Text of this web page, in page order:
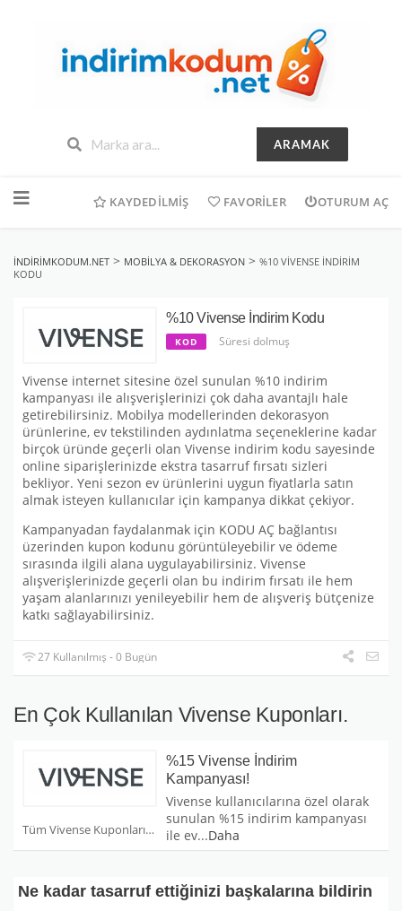
ARAMAK
geç
KAYDEDILMIŞ FAVORILER OTURUM AÇ
INDIRIMKODUM.NET > MOBILYA & DEKORASYON > %10 VIVENSE İNDIRIM
KODU
%10 Vivense İndirim Kodu
KOD Süresi dolmuş
Vivense internet sitesine özel sunulan %10 indirim
kampanyası ile alışverişlerinizi çok daha avantajlı hale
getirebilirsiniz. Mobilya modellerinden dekorasyon
ürünlerine, ev tekstilinden aydınlatma seçeneklerine kadar
birçok üründe geçerli olan Vivense indirim kodu sayesinde
online siparişlerinizde ekstra tasarruf fırsatı sizleri
bekliyor. Yeni sezon ev ürünlerini uygun fiyatlarla satın
almak isteyen kullanıcılar için kampanya dikkat çekiyor.
Kampanyadan faydalanmak için KODU AÇ bağlantısı
üzerinden kupon kodunu görüntüleyebilir ve ödeme
sırasında ilgili alana uygulayabilirsiniz. Vivense
alışverişlerinizde geçerli olan bu indirim fırsatı ile hem
yaşam alanlarınızı yenileyebilir hem de alışveriş bütçenize
katkı sağlayabilirsiniz.
27 Kullanılmış - 0 Bugün
En Çok Kullanılan Vivense Kuponları.
Tüm Vivense Kuponları
%15 Vivense İndirim
Kampanyası!
Vivense kullanıcılarına özel olarak
sunulan %15 indirim kampanyası
ile ev...Daha
Ne kadar tasarruf ettiğinizi başkalarına bildirin